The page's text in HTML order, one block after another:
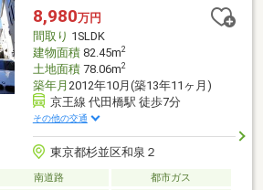
乾燥機完備で一年中快適■周辺は落ち着
木公園も徒歩圏内
8,980万円
間取り 1SLDK
建物面積82.45m2
土地面積78.06m2
築年月 2012年10月(築13年11ヶ月)
京王線 代田橋駅 徒歩7分
その他の交通
東京都杉並区和泉２
南道路
都市ガス